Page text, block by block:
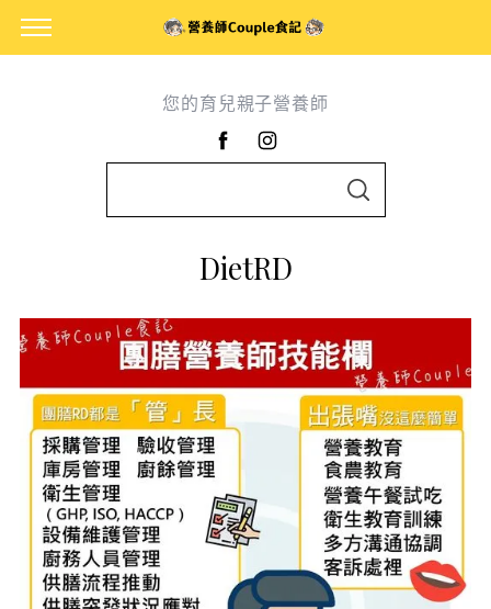
您的育兒親子營養師
h
o
r
:
S
DietRD